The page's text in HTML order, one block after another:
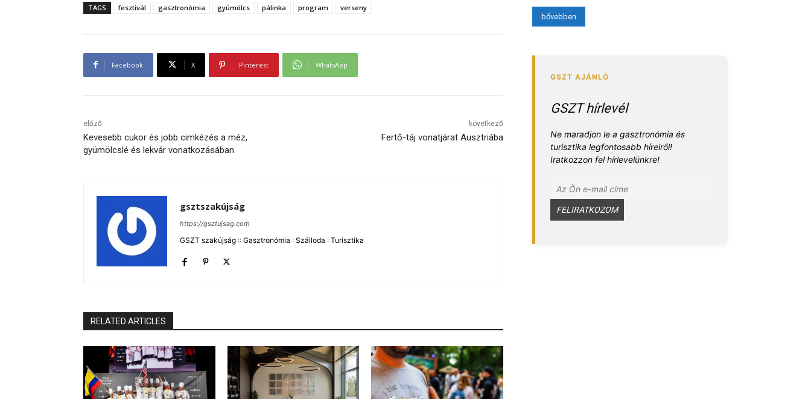
TAGS fesztivál gasztronómia gyümölcs pálinka program verseny
Facebook X Pinterest WhatsApp
előző
Kevesebb cukor és jobb cimkézés a méz,
gyümölcslé és lekvár vonatkozásában
következő
Fertő-táj vonatjárat Ausztriába
gsztszakújság
https://gsztujsag.com
GSZT szakújság :: Gasztronómia : Szálloda : Turisztika
RELATED ARTICLES
bővebben
GSZT hírlevél
Ne maradjon le a gasztronómia és
turisztika legfontosabb híreiről!
Iratkozzon fel hírlevelünkre!